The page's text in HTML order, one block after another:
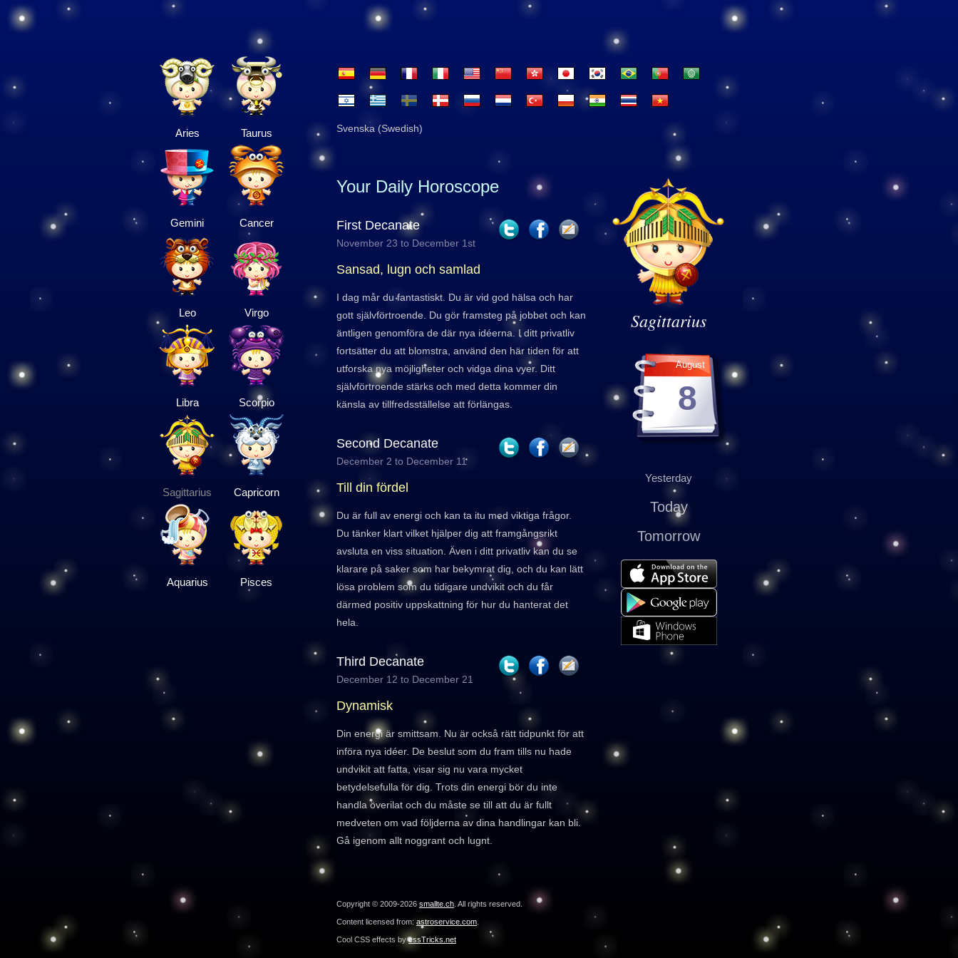
Aries Taurus
Gemini Cancer
Leo Virgo
Libra Scorpio
Sagittarius Capricorn
Aquarius Pisces
Svenska (Swedish)
Sagittarius
August
8
Yesterday
Today
Tomorrow
Your Daily Horoscope
First Decanate
November 23 to December 1st
Sansad, lugn och samlad
I dag mår du fantastiskt. Du är vid god hälsa och har
gott självförtroende. Du gör framsteg på jobbet och kan
äntligen genomföra de där nya idéerna. I ditt privatliv
fortsätter du att blomstra, använd den här tiden för att
utforska nya möjligheter och vidga dina vyer. Ditt
självförtroende stärks och med detta kommer din
känsla av tillfredsställelse att förlängas.
Second Decanate
December 2 to December 11
Till din fördel
Du är full av energi och kan ta itu med viktiga frågor.
Du tänker klart vilket hjälper dig att framgångsrikt
avsluta en viss situation. Även i ditt privatliv kan du se
klarare på saker som har bekymrat dig, och du kan lätt
lösa problem som du tidigare undvikit och du får
därmed positiv uppskattning för hur du hanterat det
hela.
Third Decanate
December 12 to December 21
Dynamisk
Din energi är smittsam. Nu är också rätt tidpunkt för att
införa nya idéer. De beslut som du fram tills nu hade
undvikit att fatta, visar sig nu vara mycket
betydelsefulla för dig. Trots din energi bör du inte
handla överilat och du måste se till att du är fullt
medveten om vad följderna av dina handlingar kan bli.
Gå igenom allt noggrant och lugnt.
Copyright © 2009-2026 smallte.ch . All rights reserved.
Content licensed from: astroservice.com
Cool CSS effects bycssTricks.net